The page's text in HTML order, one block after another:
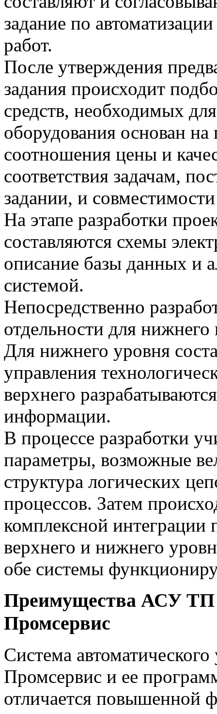
задание по
работ.
После утверждения
задания происходит
средств, необходимых
оборудования основан
соотношения цены и
соответствия задачам,
задании, и
На этапе разработки
составляются схемы
описание базы данных и
системой.
Непосредственно
отдельности для
Для нижнего уровня
управления
верхнего
информации.
В процессе разработки
параметры, возможные
структура логических
процессов. Затем
комплексной интеграции
верхнего и нижнего
обе системы
Преимущества АСУ
Промсервис
Система
Промсервис и ее
отличается повышенной